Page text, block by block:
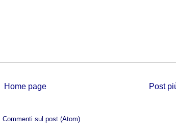
Post
Home page
Commenti sul post (Atom)